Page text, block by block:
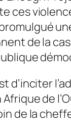
ces
de la
d’inciter
de
de la